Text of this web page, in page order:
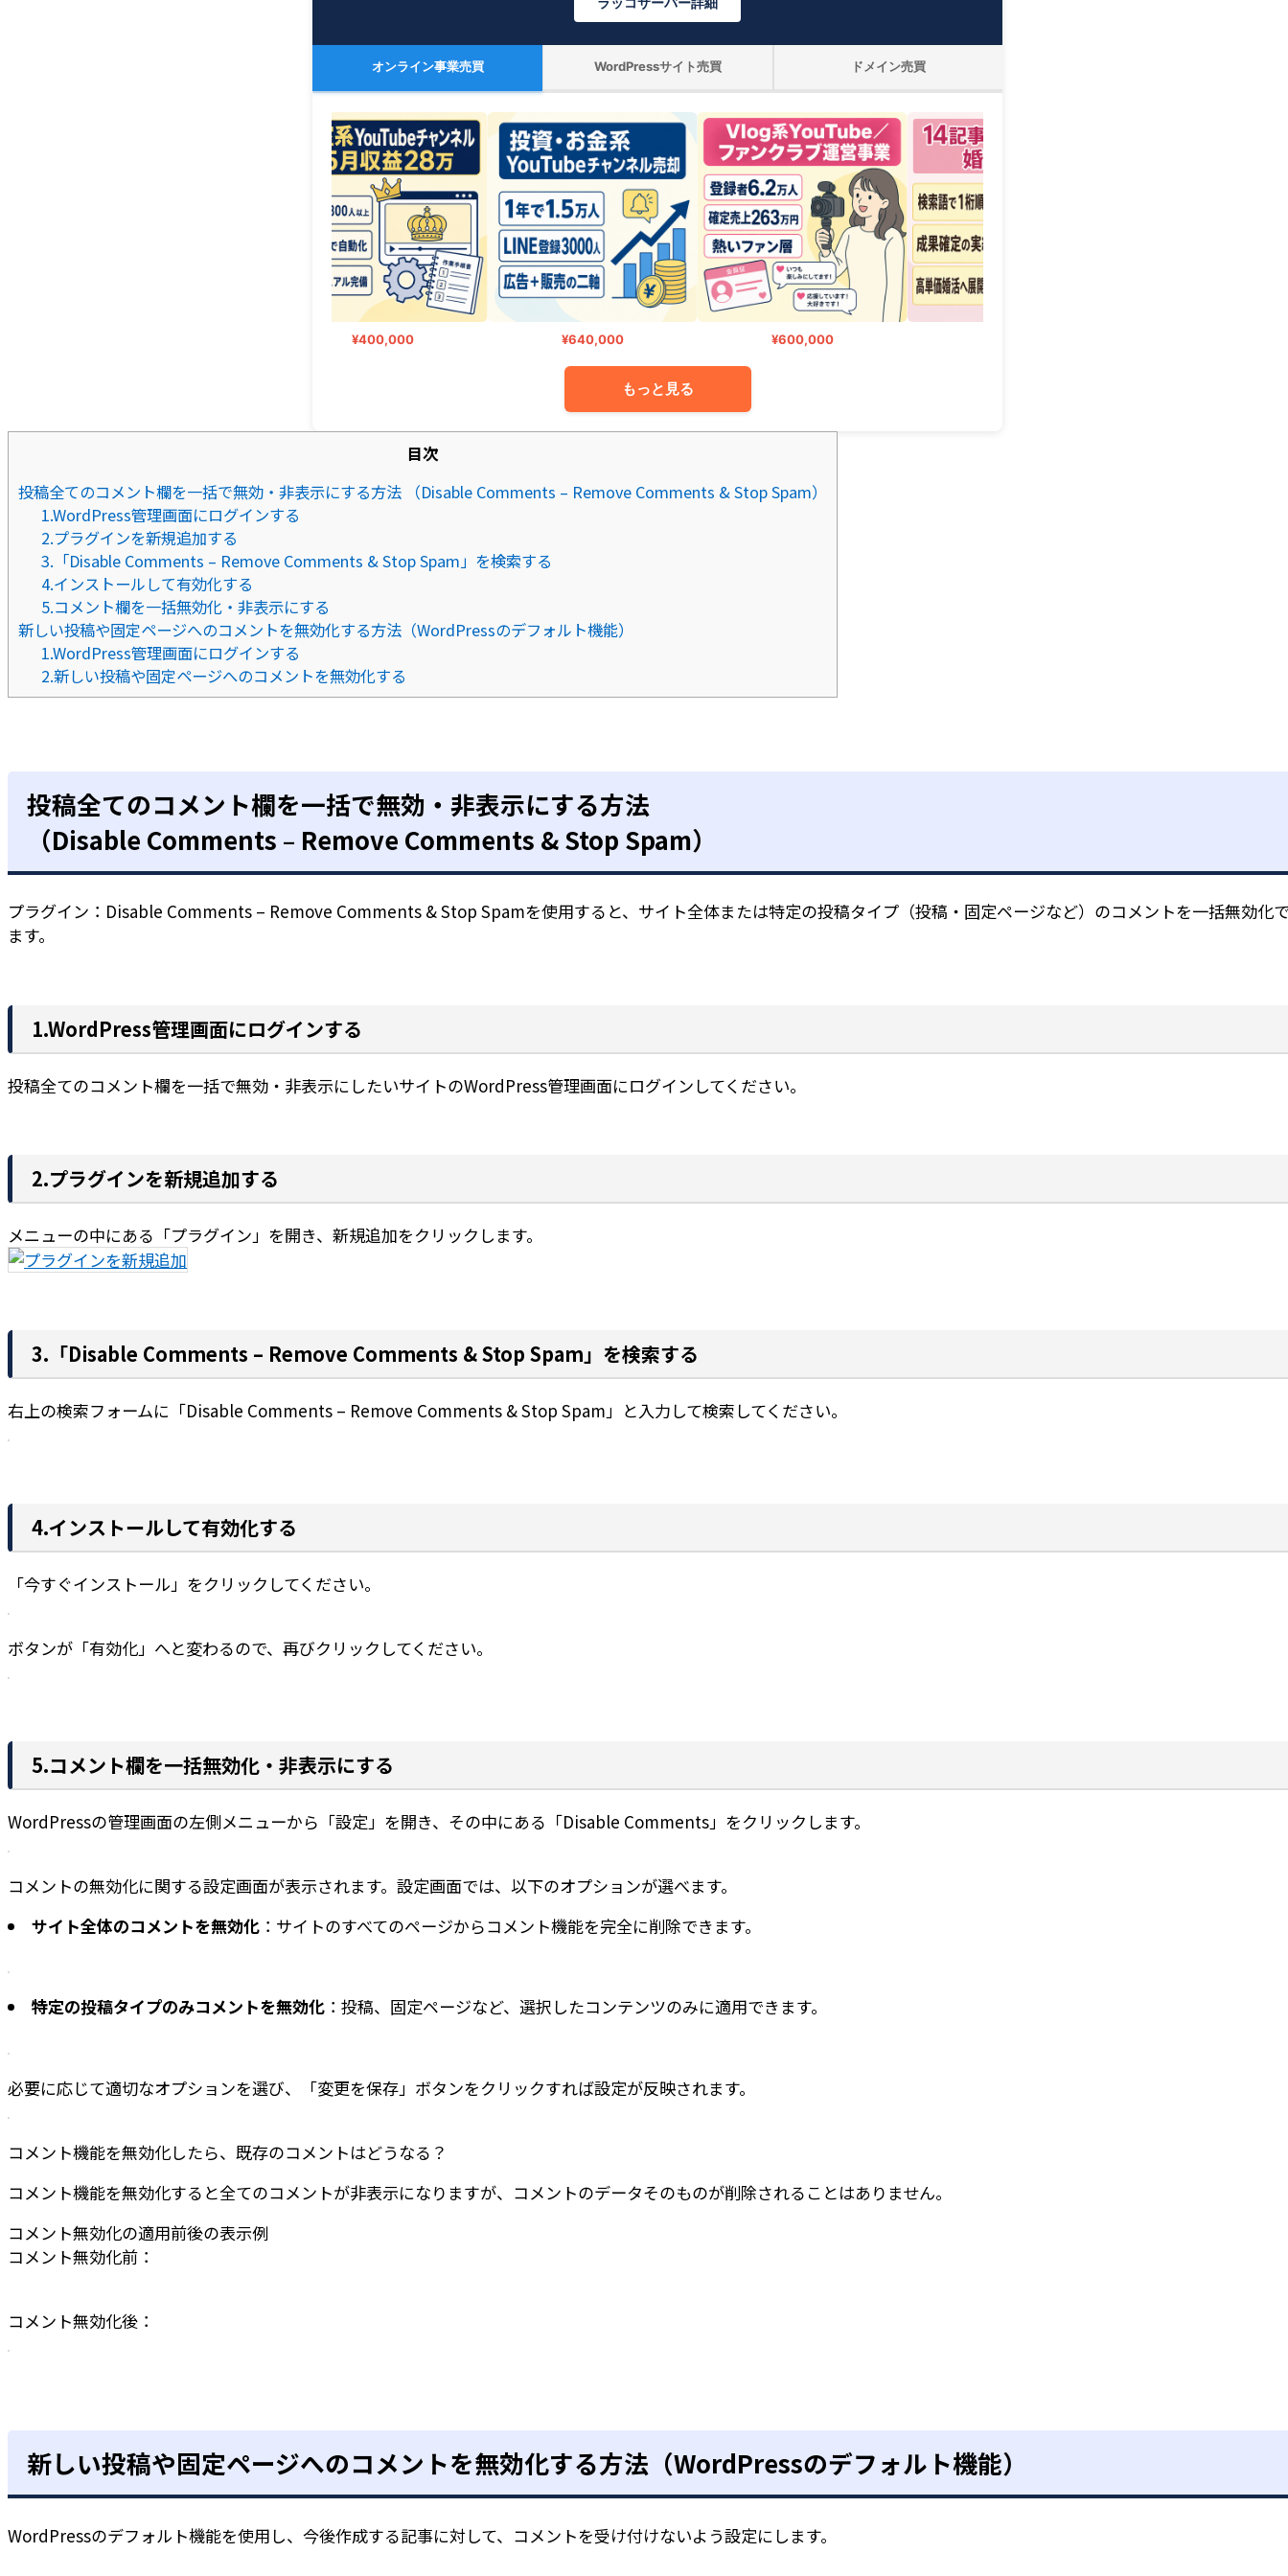
オンライン事業売買 WordPressサイト売買 ドメイン売買
¥400,000 ¥640,000 ¥600,000
もっと見る
目次
投稿全てのコメント欄を一括で無効・非表示にする方法 （Disable Comments – Remove Comments & Stop Spam）
1.WordPress管理画面にログインする
2.プラグインを新規追加する
3.「Disable Comments – Remove Comments & Stop Spam」を検索する
4.インストールして有効化する
5.コメント欄を一括無効化・非表示にする
新しい投稿や固定ページへのコメントを無効化する方法（WordPressのデフォルト機能）
1.WordPress管理画面にログインする
2.新しい投稿や固定ページへのコメントを無効化する
投稿全てのコメント欄を一括で無効・非表示にする方法
（Disable Comments – Remove Comments & Stop Spam）
プラグイン：Disable Comments – Remove Comments & Stop Spamを使用すると、サイト全体または特定の投稿タイプ（投稿・固定ページなど）のコメントを一括無効化
ます。
1.WordPress管理画面にログインする
投稿全てのコメント欄を一括で無効・非表示にしたいサイトのWordPress管理画面にログインしてください。
2.プラグインを新規追加する
メニューの中にある「プラグイン」を開き、新規追加をクリックします。
3.「Disable Comments – Remove Comments & Stop Spam」を検索する
右上の検索フォームに「Disable Comments – Remove Comments & Stop Spam」と入力して検索してください。
4.インストールして有効化する
「今すぐインストール」をクリックしてください。
ボタンが「有効化」へと変わるので、再びクリックしてください。
5.コメント欄を一括無効化・非表示にする
WordPressの管理画面の左側メニューから「設定」を開き、その中にある「Disable Comments」をクリックします。
コメントの無効化に関する設定画面が表示されます。設定画面では、以下のオプションが選べます。
サイト全体のコメントを無効化 ：サイトのすべてのページからコメント機能を完全に削除できます。
特定の投稿タイプのみコメントを無効化 ：投稿、固定ページなど、選択したコンテンツのみに適用できます。
必要に応じて適切なオプションを選び、「変更を保存」ボタンをクリックすれば設定が反映されます。
コメント機能を無効化したら、既存のコメントはどうなる？
コメント機能を無効化すると全てのコメントが非表示になりますが、コメントのデータそのものが削除されることはありません。
コメント無効化の適用前後の表示例
コメント無効化前：
コメント無効化後：
新しい投稿や固定ページへのコメントを無効化する方法（WordPressのデフォルト機能）
WordPressのデフォルト機能を使用し、今後作成する記事に対して、コメントを受け付けないよう設定にします。